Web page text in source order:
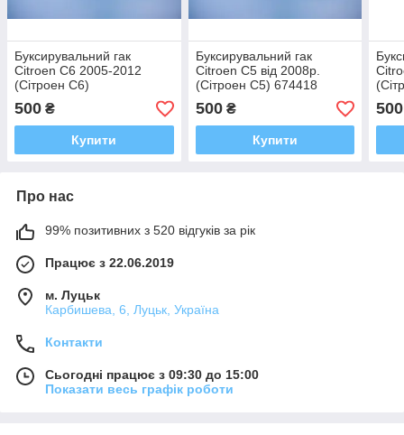
Буксирувальний гак
Citroen C6 2005-2012
(Сітроен С6)
500 ₴
Купити
Буксирувальний гак
Citroen C5 від 2008р.
(Сітроен С5) 674418
500₴
Купити
500
Про нас
99% позитивних з 520 відгуків за рік
Працює з 22.06.2019
м. Луцьк
Карбишева, 6, Луцьк, Україна
Контакти
Сьогодні працює з 09:30 до 15:00
Показати весь графік роботи